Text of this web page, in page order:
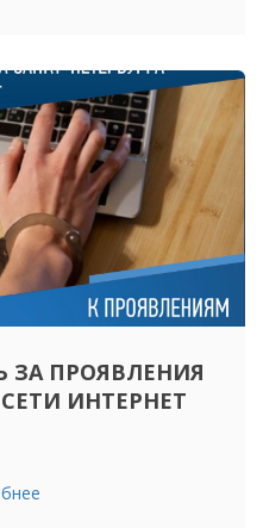
ЗА ПРОЯВЛЕНИЯ
ИНТЕРНЕТ